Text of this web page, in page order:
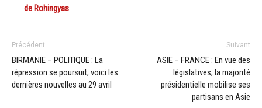
de Rohingyas
Précédent
BIRMANIE – POLITIQUE : La
répression se poursuit, voici les
dernières nouvelles au 29 avril
Suivant
ASIE – FRANCE : En vue des
législatives, la majorité
présidentielle mobilise ses
partisans en Asie